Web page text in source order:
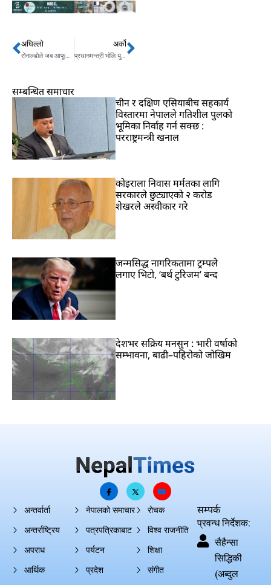
Prev
अघिल्लो अर्को
प्रधानमन्त्री भोलि युएई जाने, कस्तो छ तालिका ? Next
सम्बन्धित समाचार
चीन र दक्षिण एसियाबीच सहकार्य
विस्तारमा नेपालले गतिशील पुलको
भूमिका निर्वाह गर्न सक्छ :
परराष्ट्रमन्त्री खनाल
कोइराला निवास मर्मतका लागि
सरकारले छुट्याएको २ करोड
शेखरले अस्वीकार गरे
जन्मसिद्ध नागरिकतामा ट्रम्पले
लगाए भिटो, ‘बर्थ टुरिजम’ बन्द
देशभर सक्रिय मनसुन : भारी वर्षाको
सम्भावना, बाढी–पहिरोको जोखिम
अन्तर्वार्ता
अन्तर्राष्ट्रिय
अपराध
आर्थिक
नेपालको समाचार
पत्रपत्रिकाबाट
पर्यटन
प्रदेश
रोचक
विश्व राजनीति
शिक्षा
संगीत
सम्पर्क
प्रवन्ध निर्देशक:
सैहैन्सा
सिद्धिकी
(अब्दुल